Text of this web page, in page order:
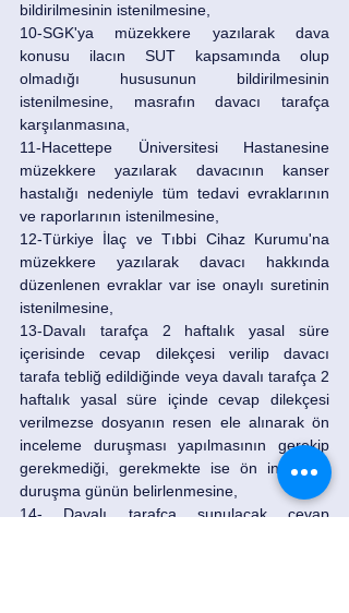
bildirilmesinin istenilmesine,
10-SGK'ya müzekkere yazılarak dava
konusu ilacın SUT kapsamında olup
olmadığı hususunun bildirilmesinin
istenilmesine, masrafın davacı tarafça
karşılanmasına,
11-Hacettepe Üniversitesi Hastanesine
müzekkere yazılarak davacının kanser
hastalığı nedeniyle tüm tedavi evraklarının
ve raporlarının istenilmesine,
12-Türkiye İlaç ve Tıbbi Cihaz Kurumu'na
müzekkere yazılarak davacı hakkında
düzenlenen evraklar var ise onaylı suretinin
istenilmesine,
13-Davalı tarafça 2 haftalık yasal süre
içerisinde cevap dilekçesi verilip davacı
tarafa tebliğ edildiğinde veya davalı tarafça 2
haftalık yasal süre içinde cevap dilekçesi
verilmezse dosyanın resen ele alınarak ön
inceleme duruşması yapılmasının gerekip
gerekmediği, gerekmekte ise ön inceleme
duruşma günün belirlenmesine,
14- Davalı tarafça sunulacak cevap